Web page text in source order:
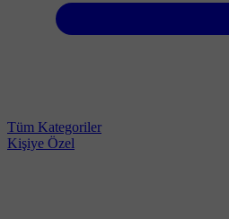
Tüm Kategoriler
Kişiye Özel